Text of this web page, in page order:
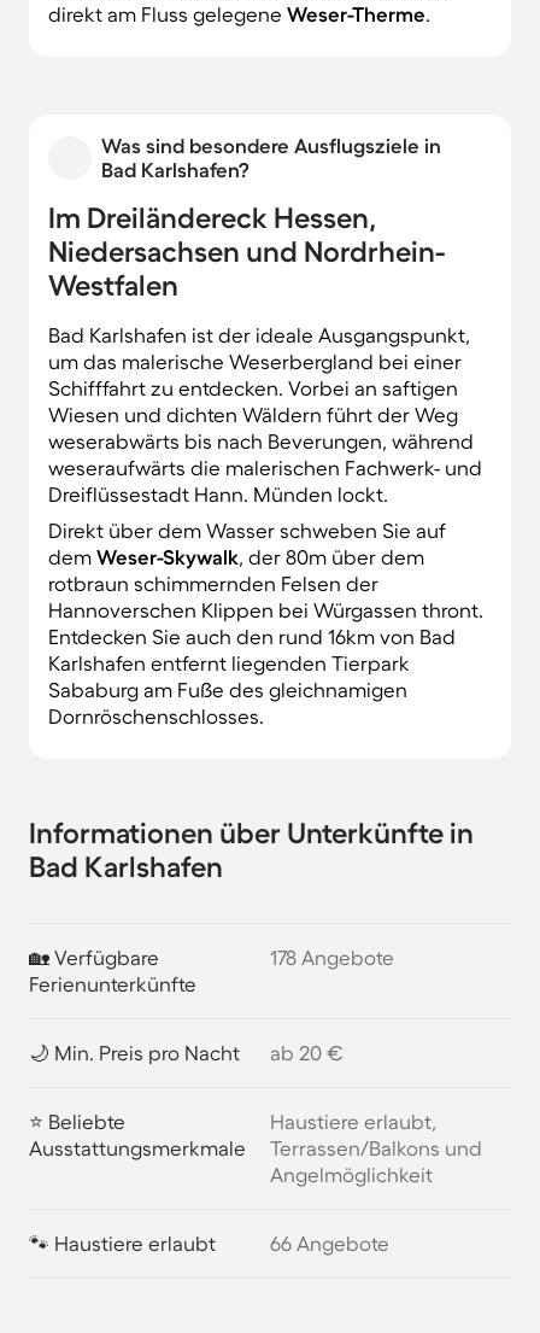
direkt am Fluss gelegene Weser-Therme.
Was sind besondere Ausflugsziele in
Bad Karlshafen?
Im Dreiländereck Hessen,
Niedersachsen und Nordrhein-
Westfalen
Bad Karlshafen ist der ideale Ausgangspunkt,
um das malerische Weserbergland bei einer
Schifffahrt zu entdecken. Vorbei an saftigen
Wiesen und dichten Wäldern führt der Weg
weserabwärts bis nach Beverungen, während
weseraufwärts die malerischen Fachwerk- und
Dreiflüssestadt Hann. Münden lockt.
Direkt über dem Wasser schweben Sie auf
dem Weser-Skywalk, der 80m über dem
rotbraun schimmernden Felsen der
Hannoverschen Klippen bei Würgassen thront.
Entdecken Sie auch den rund 16km von Bad
Karlshafen entfernt liegenden Tierpark
Sababurg am Fuße des gleichnamigen
Dornröschenschlosses.
Informationen über Unterkünfte in
Bad Karlshafen
🏡 Verfügbare
Ferienunterkünfte
178 Angebote
🌙 Min. Preis pro Nacht ab 20 €
⭐ Beliebte
Ausstattungsmerkmale
Haustiere erlaubt,
Terrassen/Balkons und
Angelmöglichkeit
🐾 Haustiere erlaubt 66 Angebote